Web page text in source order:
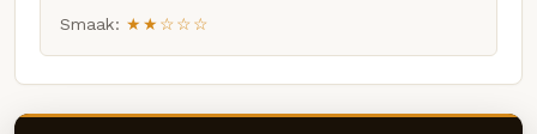
Smaak: ★★☆☆☆